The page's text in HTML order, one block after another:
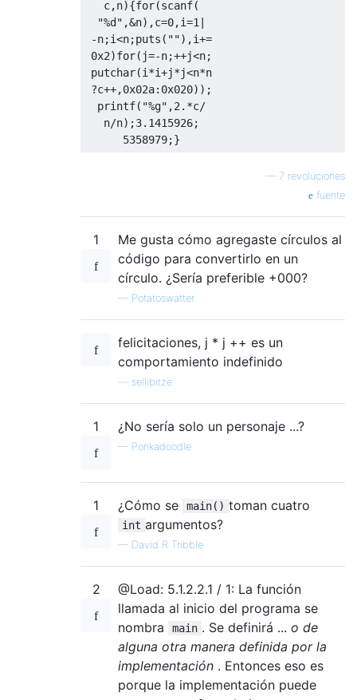
   c,n){for(scanf(
  "%d",&n),c=0,i=1|
-n;i<n;puts(""),i+=
0x2)for(j=-n;++j<n;
putchar(i*i+j*j<n*n
?c++,0x02a:0x020));
  printf("%g",2.*c/
   n/n);3.1415926;
— 7 revoluciones
fuente
1
Me gusta cómo agregaste círculos al
código para convertirlo en un
círculo. ¿Sería preferible +000?
— Potatoswatter
felicitaciones, j * j ++ es un
comportamiento indefinido
sellibitze
1 ¿No sería solo un personaje ...?
— Ponkadoodle
1 ¿Cómo se main() toman cuatro
int argumentos?
— David R Tribble
2
@Load: 5.1.2.2.1 / 1: La función
llamada al inicio del programa se
nombra
main . Se definirá ... o de
alguna otra manera definida por la
implementación . Entonces eso es
porque la implementación puede